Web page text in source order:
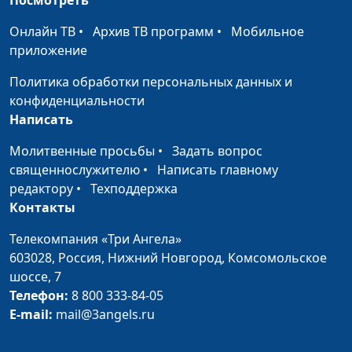
зубов
Детское здоровье:
внимание на
молочные зубы
Викторович Малинины
Что такое
неправильный
прикус? Как
исправить прикус?
Валентиновна и Павел
Викторович Малинины
Воспаления в
ротовой полости
Викторович Малинины
Зубные проблемы
Валентиновна и Павел
Викторович Малинины
Онлайн ТВ • Архив ТВ программ • Мобильное
приложение
Политика обработки персональных данных и
конфиденциальности
Написать
Молитвенные просьбы • Задать вопрос
священнослужителю • Написать главному
редактору • Техподдержка
Контакты
Телекомпания «Три Ангела»
603028, Россия, Нижний Новгород, Комсомольское
шоссе, 7
Телефон: 8 800 333-84-05
E-mail: mail@3angels.ru